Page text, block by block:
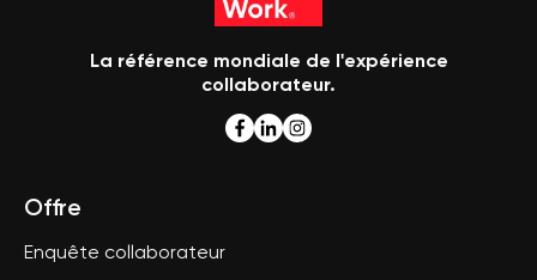
La référence mondiale de l'expérience
collaborateur.
Offre
Enquête collaborateur